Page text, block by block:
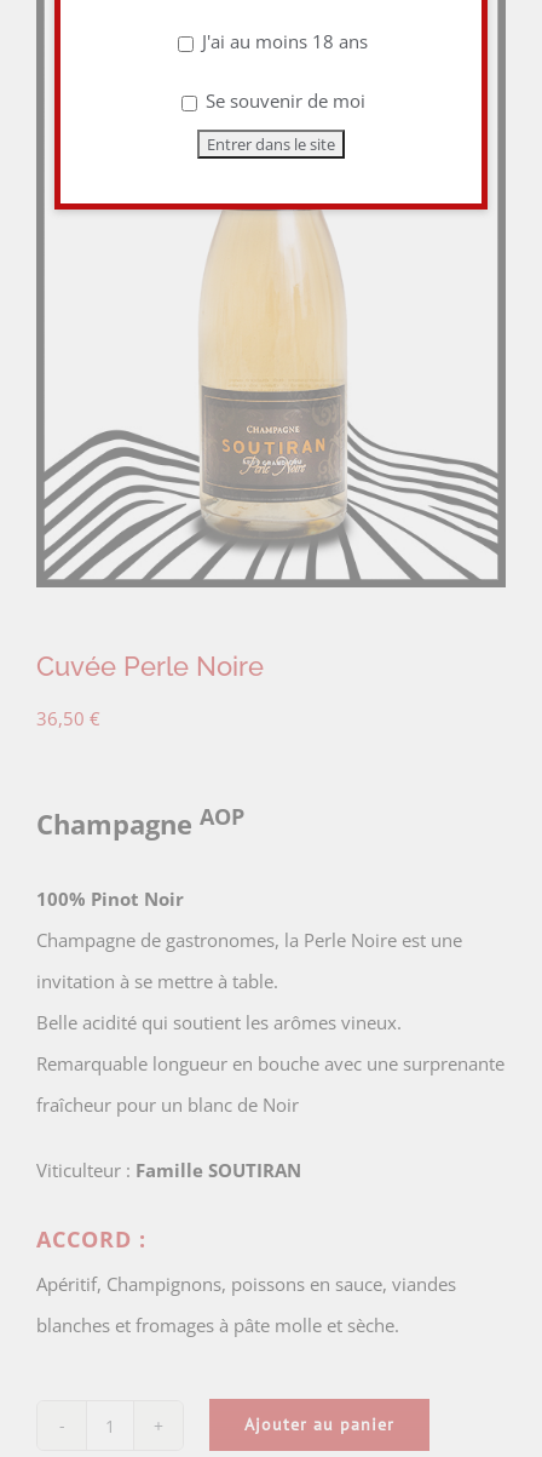
Cuvée Perle Noire
36,50 €
Champagne AOP
100% Pinot Noir
Champagne de gastronomes, la Perle Noire est une
invitation à se mettre à table.
Belle acidité qui soutient les arômes vineux.
Remarquable longueur en bouche avec une surprenante
fraîcheur pour un blanc de Noir
Viticulteur : Famille SOUTIRAN
ACCORD :
Apéritif, Champignons, poissons en sauce, viandes
blanches et fromages à pâte molle et sèche.
Ajouter au panier
J'ai au moins 18 ans
Se souvenir de moi